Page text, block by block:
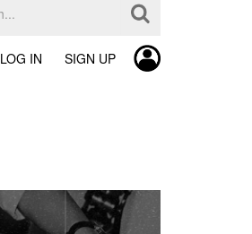
LOG IN SIGN UP